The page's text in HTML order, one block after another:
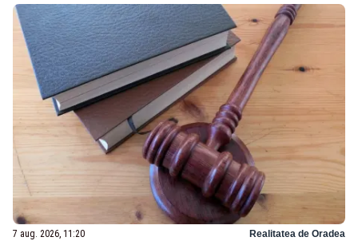
7 aug. 2026, 11:20 Realitatea de Oradea